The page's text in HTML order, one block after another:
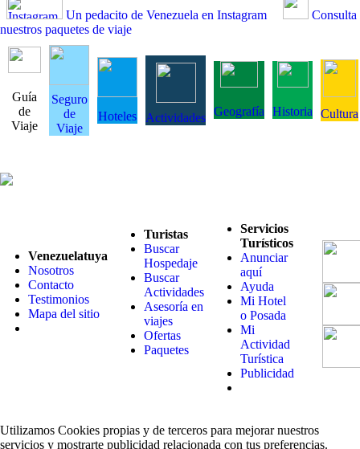
Un pedacito de Venezuela en Instagram
Consulta
nuestros paquetes de viaje
Guía
de
Viaje
Seguro
de
Viaje
Hoteles Actividades Geografía Historia Cultura
Venezuelatuya
Nosotros
Contacto
Testimonios
Mapa del sitio
Turistas
Buscar
Hospedaje
Buscar
Actividades
Asesoría en
viajes
Ofertas
Paquetes
Servicios
Turísticos
Anunciar
aquí
Ayuda
Mi Hotel
o Posada
Mi
Actividad
Turística
Publicidad
Utilizamos Cookies propias y de terceros para mejorar nuestros
servicios y mostrarte publicidad relacionada con tus preferencias.